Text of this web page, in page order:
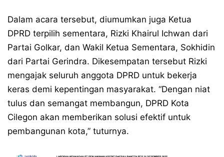
Dalam acara tersebut, diumumkan juga Ketua
DPRD terpilih sementara, Rizki Khairul Ichwan dari
Partai Golkar, dan Wakil Ketua Sementara, Sokhidin
dari Partai Gerindra. Dikesempatan tersebut Rizki
mengajak seluruh anggota DPRD untuk bekerja
keras demi kepentingan masyarakat. “Dengan niat
tulus dan semangat membangun, DPRD Kota
Cilegon akan memberikan solusi efektif untuk
pembangunan kota,” tuturnya.